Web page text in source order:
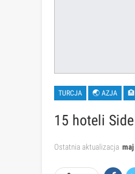
TURCJA 🌏 AZJA
15 hoteli
Ostatnia aktualizacja